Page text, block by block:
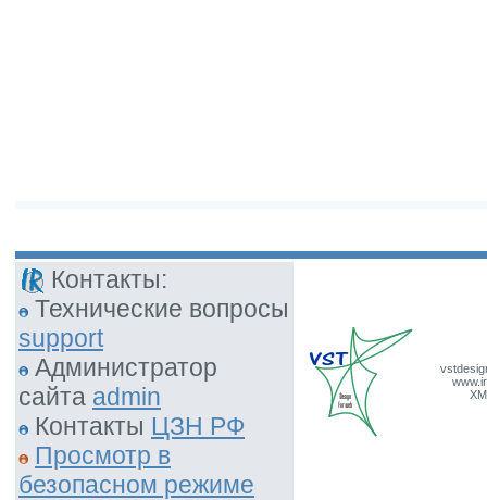
Контакты:
Технические вопросы
support
Администратор
сайта admin
Контакты ЦЗН РФ
Просмотр в
безопасном режиме